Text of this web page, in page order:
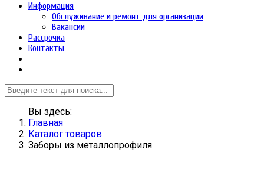
Информация
Обслуживание и ремонт для организации
Вакансии
Рассрочка
Контакты
Вы здесь:
Главная
Каталог товаров
Заборы из металлопрофиля